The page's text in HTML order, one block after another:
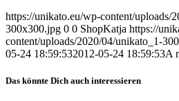
https://unikato.eu/wp-content/uploads/
300x300.jpg 0 0 ShopKatja https://
content/uploads/2020/04/unikato_1-
05-24 18:59:532012-05-24 18:59:53A
Das könnte Dich auch interessieren